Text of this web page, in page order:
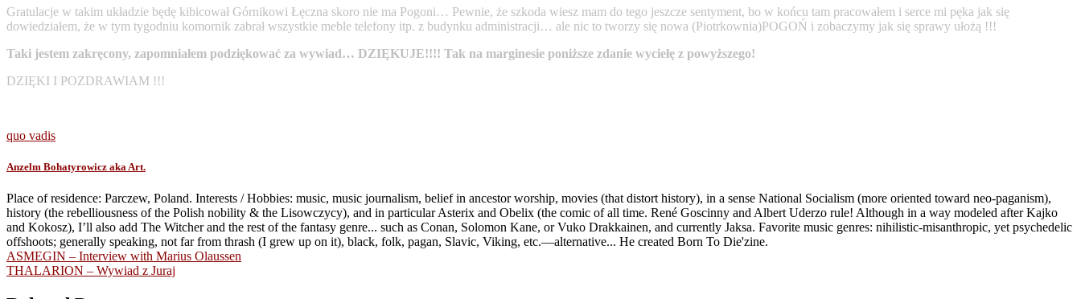
Gratulacje w takim układzie będę kibicował Górnikowi Łęczna skoro nie ma Pogoni… Pewnie, że szkoda wiesz mam do tego jeszcze sentyment, bo w końcu tam pracowałem i serce mi pęka jak się
dowiedziałem, że w tym tygodniu komornik zabrał wszystkie meble telefony itp. z budynku administracji… ale nic to tworzy się nowa (Piotrkownia)POGOŃ i zobaczymy jak się sprawy ułożą !!!
Taki jestem zakręcony, zapomniałem podziękować za wywiad… DZIĘKUJE!!!! Tak na marginesie poniższe zdanie wyciełę z powyższego!
DZIĘKI I POZDRAWIAM !!!
quo vadis
Anzelm Bohatyrowicz aka Art.
Place of residence: Parczew, Poland. Interests / Hobbies: music, music journalism, belief in ancestor worship, movies (that distort history), in a sense National Socialism (more oriented toward neo-paganism),
history (the rebelliousness of the Polish nobility & the Lisowczycy), and in particular Asterix and Obelix (the comic of all time. René Goscinny and Albert Uderzo rule! Although in a way modeled after Kajko
and Kokosz), I’ll also add The Witcher and the rest of the fantasy genre... such as Conan, Solomon Kane, or Vuko Drakkainen, and currently Jaksa. Favorite music genres: nihilistic-misanthropic, yet psychedelic
offshoots; generally speaking, not far from thrash (I grew up on it), black, folk, pagan, Slavic, Viking, etc.—alternative... He created Born To Die'zine.
Post
navigation
ASMEGIN – Interview with Marius Olaussen
THALARION – Wywiad z Juraj